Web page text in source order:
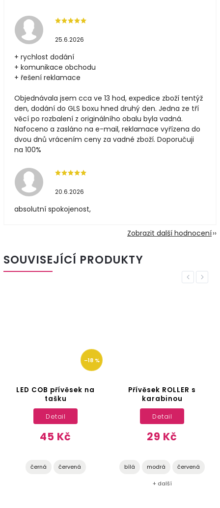
25.6.2026
+ rychlost dodání
+ komunikace obchodu
+ řešení reklamace
Objednávala jsem cca ve 13 hod, expedice zboží tentýž
den, dodání do GLS boxu hned druhý den. Jedna ze tří
věcí po rozbalení z originálního obalu byla vadná.
Nafoceno a zasláno na e-mail, reklamace vyřízena do
dvou dnů vrácením ceny za vadné zboží. Doporučuji
na 100%
20.6.2026
absolutní spokojenost,
Zobrazit další hodnocení
SOUVISEJÍCÍ PRODUKTY
Previous
–18 %
LED COB přívěsek na
tašku
45 Kč
Detail
černá červená
Přívěsek ROLLER s
karabinou
29 Kč
Detail
bílá modrá červená
+ další
Next